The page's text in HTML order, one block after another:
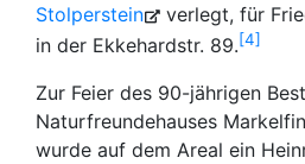
Stolperstein
verlegt, für
in der Ekkehardstr. 89. 4
Zur Feier des 90-jährigen
Naturfreundehauses
wurde auf dem Areal ein